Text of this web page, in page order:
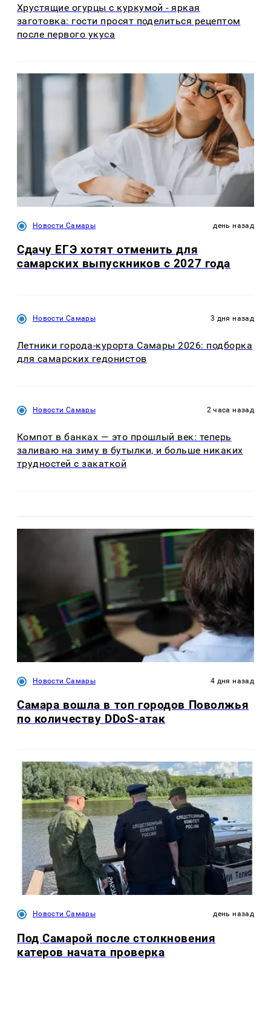
Хрустящие огурцы с куркумой - яркая
заготовка: гости просят поделиться рецептом
после первого укуса
Новости Самары день назад
Сдачу ЕГЭ хотят отменить для
самарских выпускников с 2027 года
Новости Самары 3 дня назад
Летники города-курорта Самары 2026: подборка
для самарских гедонистов
Новости Самары 2 часа назад
Компот в банках — это прошлый век: теперь
заливаю на зиму в бутылки, и больше никаких
трудностей с закаткой
Новости Самары 4 дня назад
Самара вошла в топ городов Поволжья
по количеству DDoS-атак
Новости Самары день назад
Под Самарой после столкновения
катеров начата проверка